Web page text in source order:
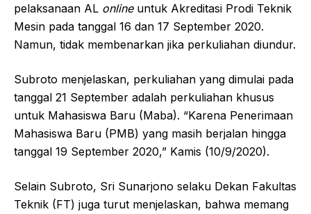
pelaksanaan AL onlineuntuk Akreditasi Prodi Teknik
Mesin pada tanggal 16 dan 17 September 2020.
Namun, tidak membenarkan jika perkuliahan diundur.
Subroto menjelaskan, perkuliahan yang dimulai pada
tanggal 21 September adalah perkuliahan khusus
untuk Mahasiswa Baru (Maba). “Karena Penerimaan
Mahasiswa Baru (PMB) yang masih berjalan hingga
tanggal 19 September 2020,” Kamis (10/9/2020).
Selain Subroto, Sri Sunarjono selaku Dekan Fakultas
Teknik (FT) juga turut menjelaskan, bahwa memang